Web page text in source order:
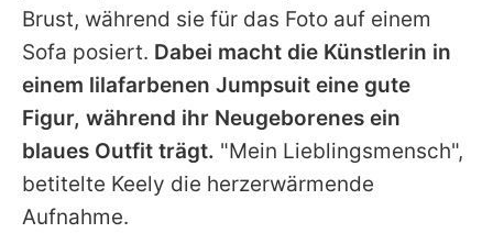
Brust, während sie für das Foto auf einem
Sofa posiert. Dabei macht die Künstlerin in
einem lilafarbenen Jumpsuit eine gute
Figur, während ihr Neugeborenes ein
blaues Outfit trägt. "Mein Lieblingsmensch",
betitelte Keely die herzerwärmende
Aufnahme.